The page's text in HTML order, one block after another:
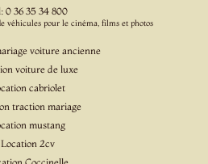
0 36 35 34 800
véhicules pour le cinéma, films et photos
voiture ancienne
voiture de luxe
cabriolet
traction mariage
mustang
Location 2cv